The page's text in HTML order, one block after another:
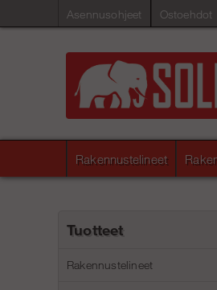
Asennusohjeet Ostoehdot
Rakennustelineet
Tuotteet
Rakennustelineet